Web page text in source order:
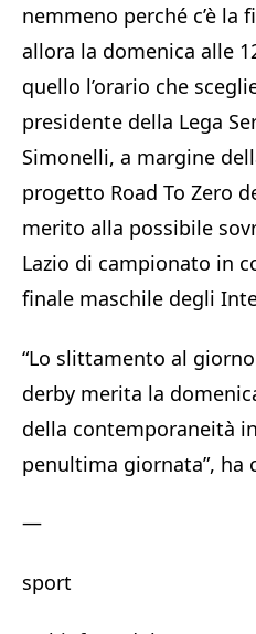
nemmeno perché c’è la
allora la domenica alle
quello l’orario che
presidente della Lega
Simonelli, a margine
progetto Road To Zero
merito alla possibile
Lazio di campionato in
finale maschile degli
“Lo slittamento al
derby merita la
della contemporaneità
penultima giornata”, ha
—
sport